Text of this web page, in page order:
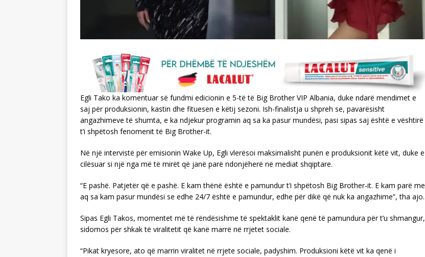
Egli Tako ka komentuar së fundmi edicionin e 5-të të Big Brother VIP Albania, duke ndarë mendimet e
saj për produksionin, kastin dhe fituesen e këtij sezoni. Ish-finalistja u shpreh se, pavarësisht
angazhimeve të shumta, e ka ndjekur programin aq sa ka pasur mundësi, pasi sipas saj është e vështirë
t’i shpëtosh fenomenit të Big Brother-it.
Në një intervistë për emisionin Wake Up, Egli vlerësoi maksimalisht punën e produksionit këtë vit, duke e
cilësuar si një nga më të mirët që janë parë ndonjëherë në mediat shqiptare.
“E pashë. Patjetër që e pashë. E kam thënë është e pamundur t’i shpëtosh Big Brother-it. E kam parë me
aq sa kam pasur mundësi se edhe 24/7 është e pamundur, edhe për dikë që nuk ka angazhime”, tha ajo.
Sipas Egli Takos, momentet më të rëndësishme të spektaklit kanë qenë të pamundura për t’u shmangur,
sidomos për shkak të viralitetit që kanë marrë në rrjetet sociale.
“Pikat kryesore, ato që marrin viralitet në rrjete sociale, padyshim. Produksioni këtë vit ka qenë i